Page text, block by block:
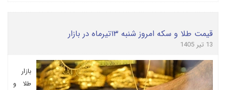
قیمت طلا و سکه امروز شنبه ۱۳تیرماه در بازار
13 تیر 1405
بازار
طلا و